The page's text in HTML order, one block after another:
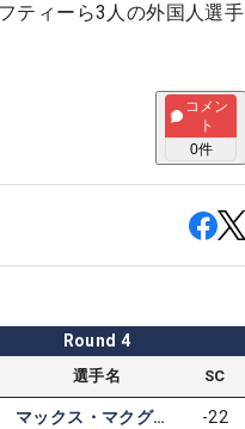
ティーら3人の外国人選手
コメン
ト
0件
Round 4
選手名 SC
マックス・マクグリービー -22